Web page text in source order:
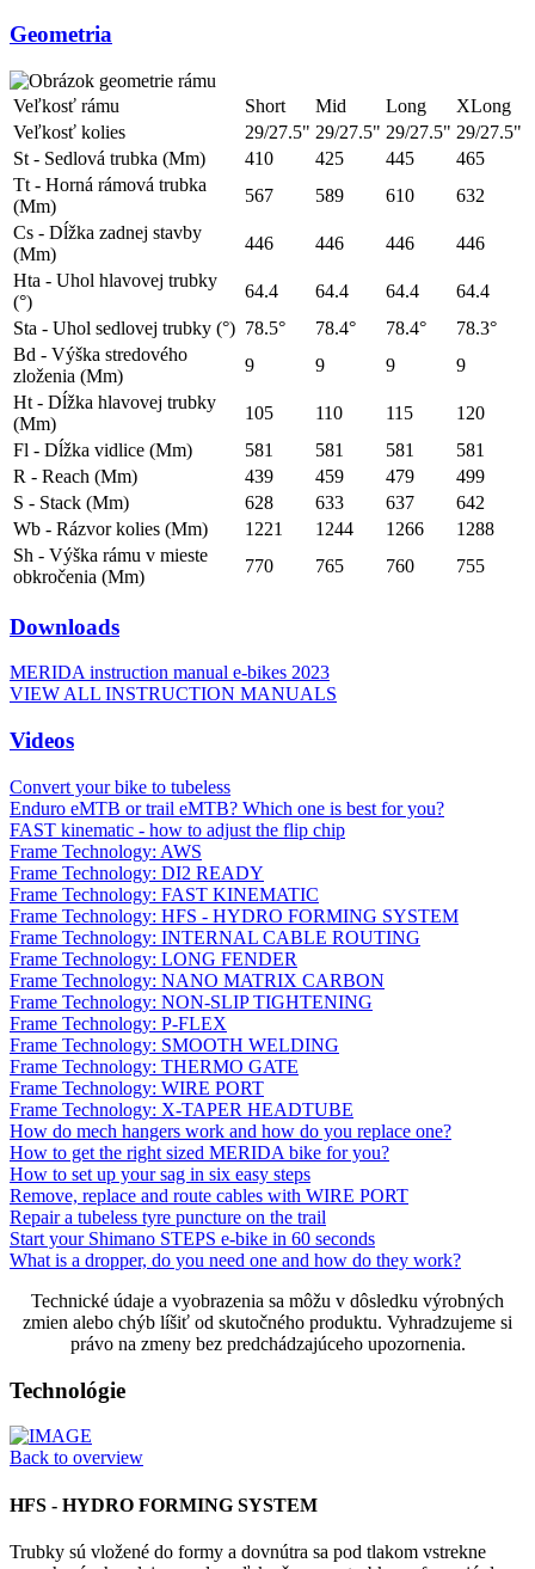
Geometria
Veľkosť rámu Short Mid Long
XLong
Veľkosť kolies
29/27.5" 29/27.5" 29/27.5" 29/27.5"
St - Sedlová trubka (Mm)
410 425 445
465
Tt - Horná rámová trubka
(Mm)
567 589 610
632
Cs - Dĺžka zadnej stavby
(Mm)
446 446 446
446
Hta - Uhol hlavovej trubky
(°)
64.4 64.4 64.4
64.4
Sta - Uhol sedlovej trubky (°) 78.5° 78.4° 78.4°
78.3°
Bd - Výška stredového
zloženia (Mm)
9 9 9
9
Ht - Dĺžka hlavovej trubky
(Mm)
105 110 115
120
Fl - Dĺžka vidlice (Mm)
581 581 581
581
R - Reach (Mm)
439 459 479
499
S - Stack (Mm)
628 633 637
642
Wb - Rázvor kolies (Mm)
1221 1244 1266
1288
Sh - Výška rámu v mieste
obkročenia (Mm)
770 765 760 755
Downloads
MERIDA instruction manual e-bikes 2023
VIEW ALL INSTRUCTION MANUALS
Videos
Convert your bike to tubeless
Enduro eMTB or trail eMTB? Which one is best for you?
FAST kinematic - how to adjust the flip chip
Frame Technology: AWS
Frame Technology: DI2 READY
Frame Technology: FAST KINEMATIC
Frame Technology: HFS - HYDRO FORMING SYSTEM
Frame Technology: INTERNAL CABLE ROUTING
Frame Technology: LONG FENDER
Frame Technology: NANO MATRIX CARBON
Frame Technology: NON-SLIP TIGHTENING
Frame Technology: P-FLEX
Frame Technology: SMOOTH WELDING
Frame Technology: THERMO GATE
Frame Technology: WIRE PORT
Frame Technology: X-TAPER HEADTUBE
How do mech hangers work and how do you replace one?
How to get the right sized MERIDA bike for you?
How to set up your sag in six easy steps
Remove, replace and route cables with WIRE PORT
Repair a tubeless tyre puncture on the trail
Start your Shimano STEPS e-bike in 60 seconds
What is a dropper, do you need one and how do they work?
Technické údaje a vyobrazenia sa môžu v dôsledku výrobných
zmien alebo chýb líšiť od skutočného produktu. Vyhradzujeme si
právo na zmeny bez predchádzajúceho upozornenia.
Technológie
Back to overview
HFS - HYDRO FORMING SYSTEM
Trubky sú vložené do formy a dovnútra sa pod tlakom vstrekne